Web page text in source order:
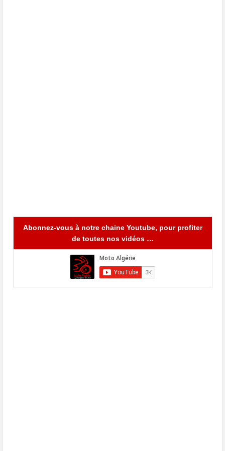
Abonnez-vous à notre chaine Youtube, pour profiter
de toutes nos vidéos …